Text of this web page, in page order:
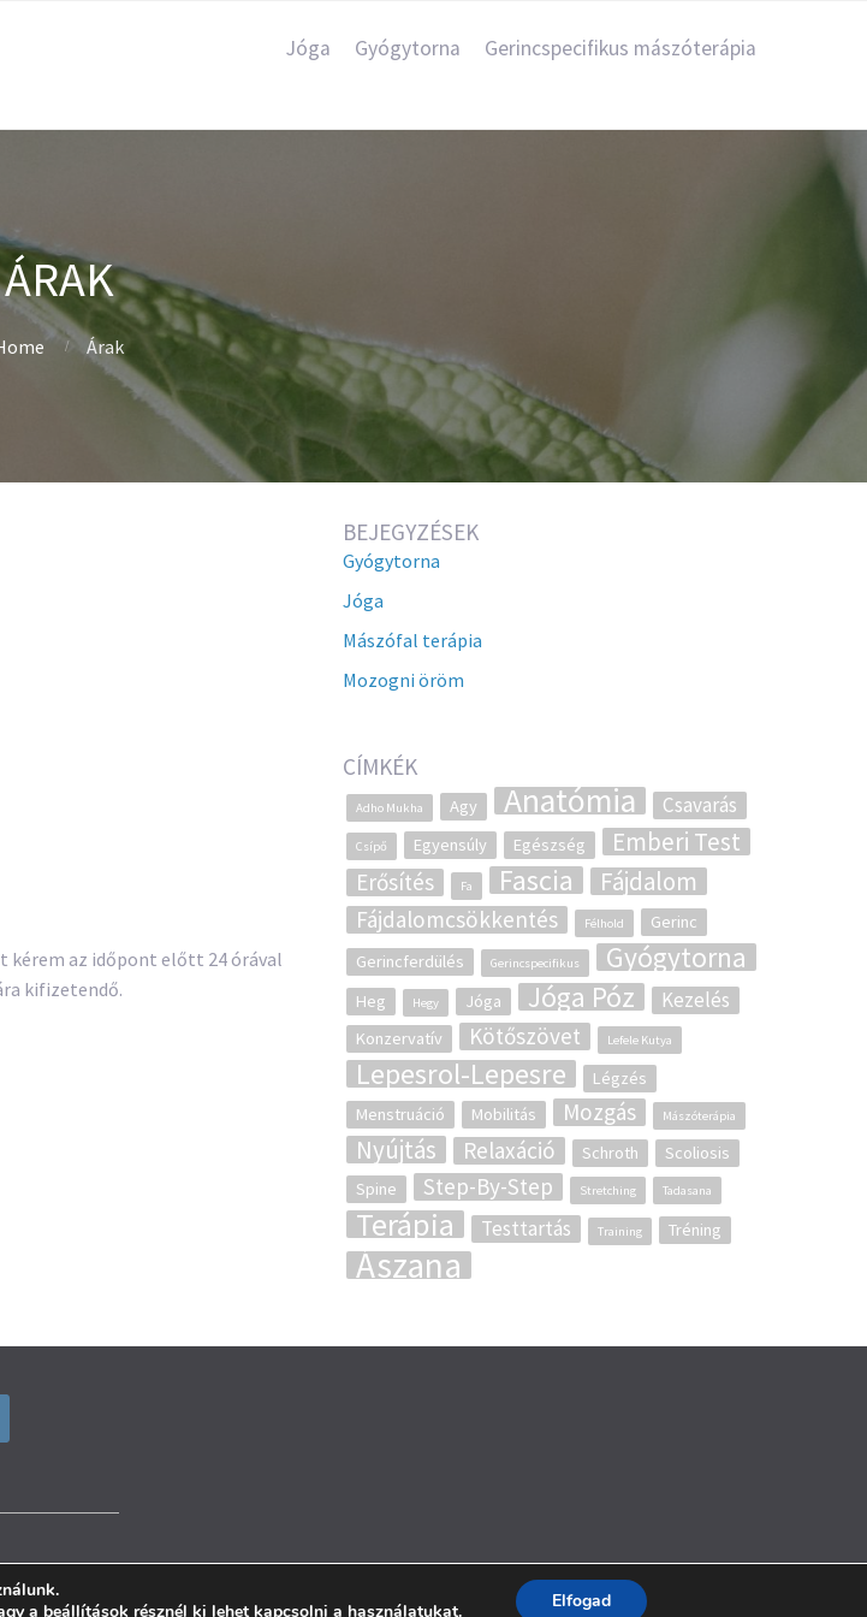
Jóga Gyógytorna Gerincspecifikus mászóterápia
ÁRAK
Árak
kérem az időpont előtt 24 órával
kifizetendő.
BEJEGYZÉSEK
Gyógytorna
Jóga
Mászófal terápia
Mozogni öröm
CÍMKÉK
Adho Mukha Agy Anatómia Csavarás
Csípő Egyensúly Egészség Emberi Test
Erősítés Fa Fascia Fájdalom
Fájdalomcsökkentés Félhold
Gerinc
Gerincferdülés
Gerincspecifikus Gyógytorna
Heg Hegy Jóga Jóga Póz Kezelés
Konzervatív Kötőszövet Lefele Kutya
Lepesrol-Lepesre
Légzés
Menstruáció
Mobilitás Mozgás Mászóterápia
Nyújtás Relaxáció Schroth
Scoliosis
Spine
Step-By-Step Stretching Tadasana
Terápia Testtartás Training Tréning
Ászana
Mozgás 2026.
a beállítások résznél ki lehet kapcsolni a használatukat. Elfogad